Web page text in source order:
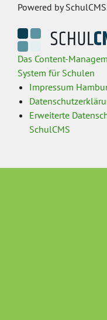
Powered by
Das Content-
System für Schulen
Impressum
Erweiterte
SchulCMS